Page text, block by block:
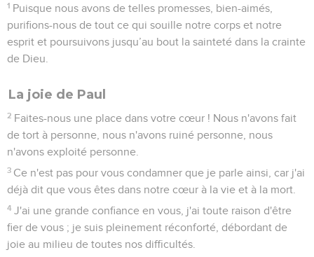
1 Puisque nous avons de telles promesses, bien-aimés,
purifions-nous de tout ce qui souille notre corps et notre
esprit et poursuivons jusqu’au bout la sainteté dans la crainte
de Dieu.
La joie de Paul
2 Faites-nous une place dans votre cœur ! Nous n'avons fait
de tort à personne, nous n'avons ruiné personne, nous
n'avons exploité personne.
3 Ce n'est pas pour vous condamner que je parle ainsi, car j'ai
déjà dit que vous êtes dans notre cœur à la vie et à la mort.
4 J'ai une grande confiance en vous, j'ai toute raison d'être
fier de vous ; je suis pleinement réconforté, débordant de
joie au milieu de toutes nos difficultés.